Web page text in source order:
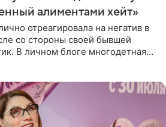
алиментами хейт»
отреагировала на негатив в
со стороны своей бывшей
В личном блоге многодетная